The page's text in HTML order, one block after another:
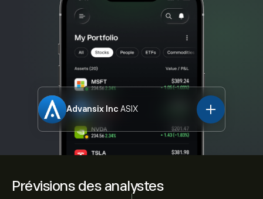
Prévisions des analystes
Advansix Inc ASIX